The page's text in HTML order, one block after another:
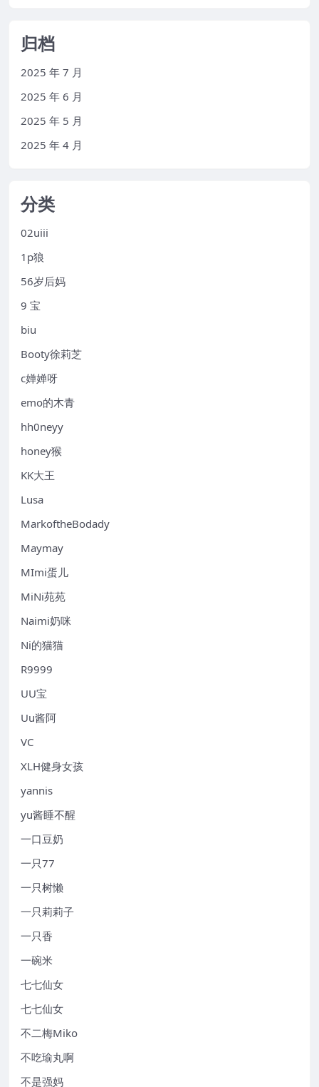
归档
2025 年 7 月
2025 年 6 月
2025 年 5 月
2025 年 4 月
分类
02uiii
1p狼
56岁后妈
9 宝
biu
Booty徐莉芝
c婵婵呀
emo的木青
hh0neyy
honey猴
KK大王
Lusa
MarkoftheBodady
Maymay
MImi蛋儿
MiNi苑苑
Naimi奶咪
Ni的猫猫
R9999
UU宝
Uu酱阿
VC
XLH健身女孩
yannis
yu酱睡不醒
一口豆奶
一只77
一只树懒
一只莉莉子
一只香
一碗米
七七仙女
七七仙女
不二梅Miko
不吃瑜丸啊
不是强妈